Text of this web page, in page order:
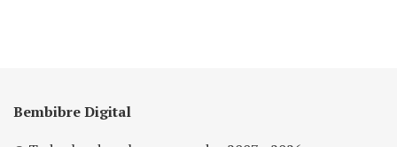
Bembibre Digital